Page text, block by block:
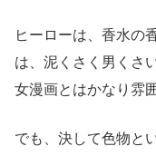
ヒーローは、香水の
は、泥くさく男くさ
女漫画とはかなり雰
でも、決して色物と